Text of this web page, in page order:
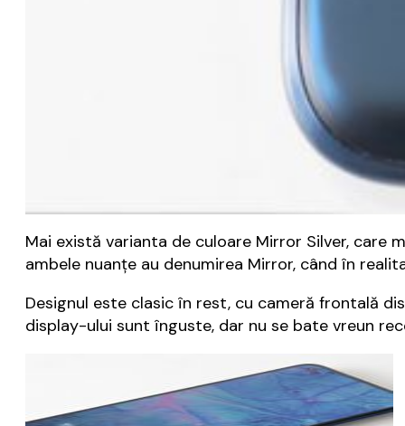
Mai există varianta de culoare Mirror Silver, care
ambele nuanțe au denumirea Mirror, când în
Designul este clasic în rest, cu cameră frontală
display-ului sunt înguste, dar nu se bate vreun